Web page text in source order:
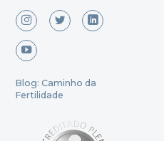
Blog: Caminho da
Fertilidade